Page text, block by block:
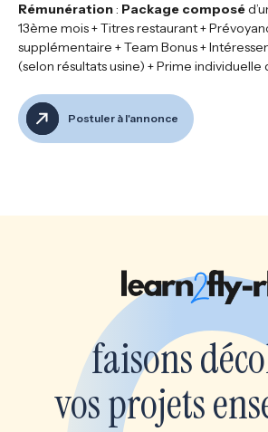
Rémunération: Package composé
13ème mois + Titres restaurant +
supplémentaire + Team Bonus +
(selon résultats usine) + Prime individuelle
Postuler à l'annonce
faisons
vos projets